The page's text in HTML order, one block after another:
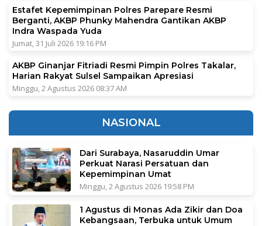
Estafet Kepemimpinan Polres Parepare Resmi
Berganti, AKBP Phunky Mahendra Gantikan AKBP
Indra Waspada Yuda
Jumat, 31 Juli 2026 19:16 PM
AKBP Ginanjar Fitriadi Resmi Pimpin Polres Takalar,
Harian Rakyat Sulsel Sampaikan Apresiasi
Minggu, 2 Agustus 2026 08:37 AM
NASIONAL
Dari Surabaya, Nasaruddin Umar
Perkuat Narasi Persatuan dan
Kepemimpinan Umat
Minggu, 2 Agustus 2026 19:58 PM
1 Agustus di Monas Ada Zikir dan Doa
Kebangsaan, Terbuka untuk Umum